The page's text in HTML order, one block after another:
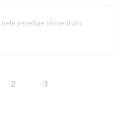
gezellige binnentuin.
2 3